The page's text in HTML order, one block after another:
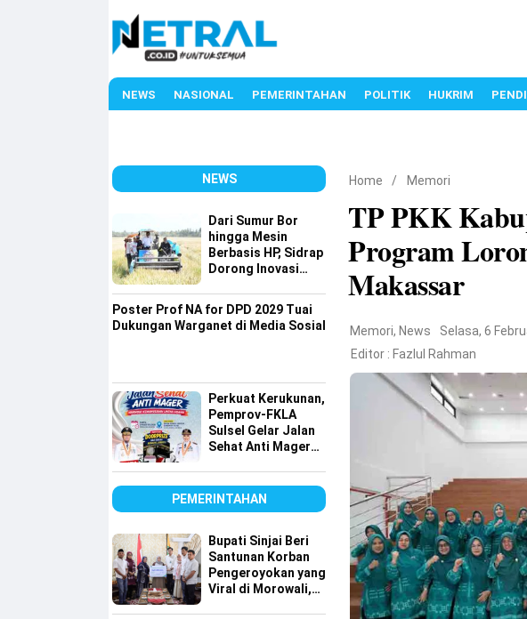
NEWS NASIONAL PEMERINTAHAN POLITIK HUKRIM
NEWS
Dari Sumur Bor
hingga Mesin
Berbasis HP, Sidrap
Dorong Inovasi
Poster Prof NA for DPD 2029 Tuai
Dukungan Warganet di Media Sosial
Perkuat Kerukunan,
Pemprov-FKLA
Sulsel Gelar Jalan
Sehat Anti Mager
Lintas Agama
PEMERINTAHAN
Bupati Sinjai Beri
Santunan Korban
Pengeroyokan yang
Viral di Morowali,
Home / Memori
TP PKK
Program
Makassar
Memori, News
Selasa, 6
Editor : Fazlul Rahman